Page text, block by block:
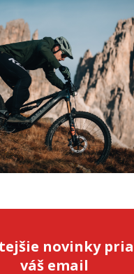
novinky
váš email